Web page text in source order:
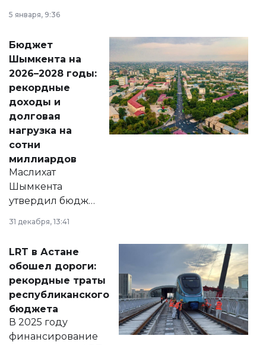
принести
народу
Венесуэлы.
5 января, 9:36
Бюджет
Шымкента на
2026–2028 годы:
рекордные
доходы и
долговая
нагрузка на
сотни
миллиардов
Маслихат
Шымкента
утвердил бюджет
города на 2026–
2028 годы.
документ
появился в базе
нормативных
правовых актов и
на сайте маслихат
города.
31 декабря, 13:41
LRT в Астане
обошел дороги:
рекордные траты
республиканского
бюджета
В 2025 году
финансирование